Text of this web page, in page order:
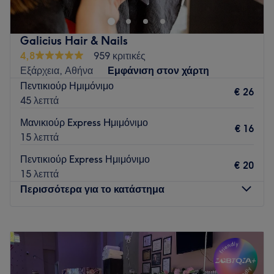
Galicius Hair & Nails
4,8
959 κριτικές
Εξάρχεια, Αθήνα
Εμφάνιση στον χάρτη
Πεντικιούρ Ημιμόνιμο
45 λεπτά
€ 26
Μανικιούρ Express Hμιμόνιμο
15 λεπτά
€ 16
Πεντικιούρ Express Ημιμόνιμο
15 λεπτά
€ 20
Περισσότερα για το κατάστημα
09:00
21:00
Τετάρτη
09:00– 21:00
Πέμπτη
09:00–21:00